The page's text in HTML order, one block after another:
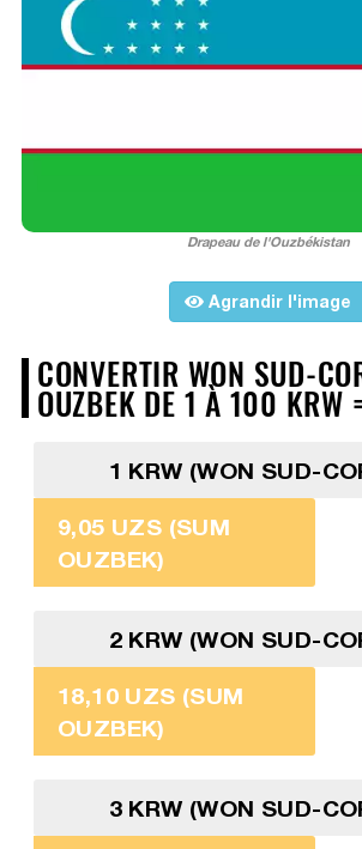
Drapeau de l'Ouzbékistan
Agrandir l'image
CONVERTIR WON SUD-
OUZBEK DE 1 À 100 KRW
1 KRW (WON SUD-
9,05 UZS (SUM
OUZBEK)
2 KRW (WON SUD-
18,10 UZS (SUM
OUZBEK)
3 KRW (WON SUD-